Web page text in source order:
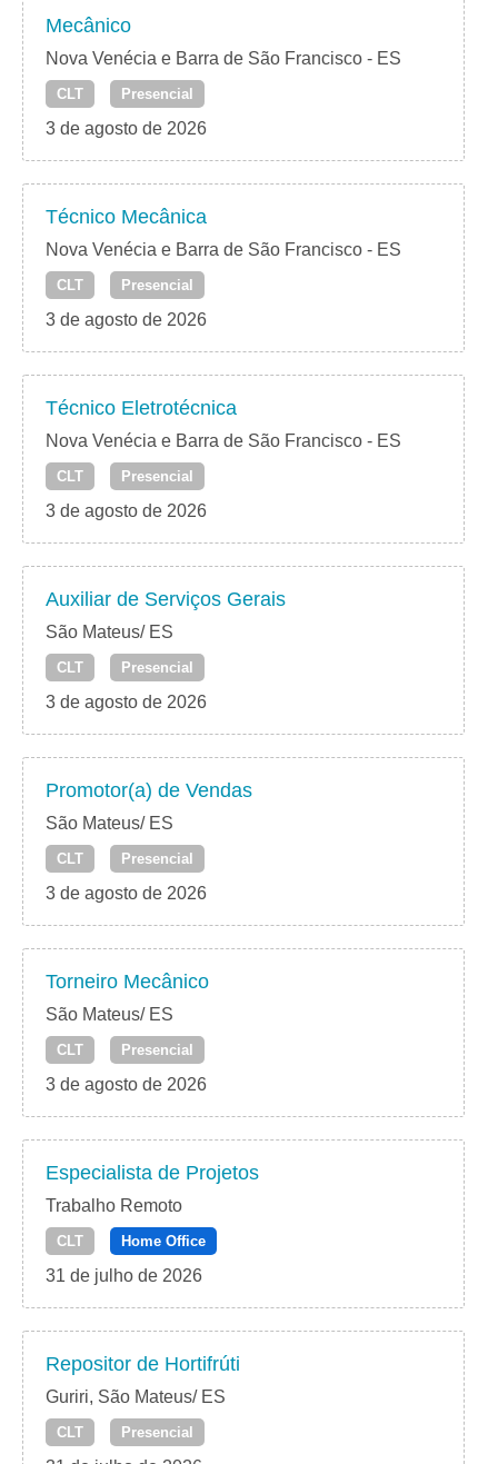
Mecânico
Nova Venécia e Barra de São Francisco - ES
CLT Presencial
3 de agosto de 2026
Técnico Mecânica
Nova Venécia e Barra de São Francisco - ES
CLT Presencial
3 de agosto de 2026
Técnico Eletrotécnica
Nova Venécia e Barra de São Francisco - ES
CLT Presencial
3 de agosto de 2026
Auxiliar de Serviços Gerais
São Mateus/ ES
CLT Presencial
3 de agosto de 2026
Promotor(a) de Vendas
São Mateus/ ES
CLT Presencial
3 de agosto de 2026
Torneiro Mecânico
São Mateus/ ES
CLT Presencial
3 de agosto de 2026
Especialista de Projetos
Trabalho Remoto
CLT Home Office
31 de julho de 2026
Repositor de Hortifrúti
Guriri, São Mateus/ ES
CLT Presencial